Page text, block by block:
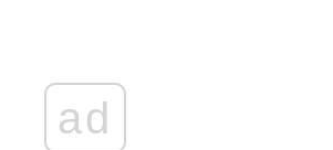
ad